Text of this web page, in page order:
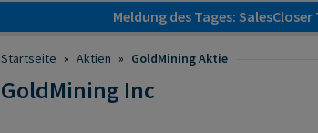
Meldung des Tages:
Startseite » Aktien » GoldMining Aktie
GoldMining Inc